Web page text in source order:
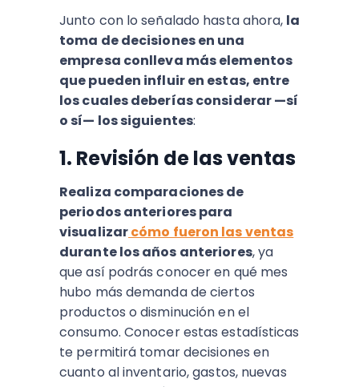
Junto con lo señalado hasta ahora, la
toma de decisiones en una
empresa conlleva más elementos
que pueden influir en estas, entre
los cuales deberías considerar —sí
o sí— los siguientes:
1. Revisión de las ventas
Realiza comparaciones de
periodos anteriores para
visualizarcómo fueron las ventas
durante los años anteriores, ya
que así podrás conocer en qué mes
hubo más demanda de ciertos
productos o disminución en el
consumo. Conocer estas estadísticas
te permitirá tomar decisiones en
cuanto al inventario, gastos, nuevas